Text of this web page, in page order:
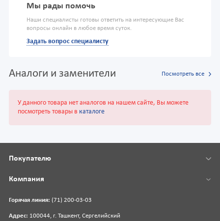
Мы рады помочь
Наши специалисты готовы ответить на интересующие Вас
вопросы онлайн в любое время суток.
Задать вопрос специалисту
Аналоги и заменители Посмотреть все
У данного товара нет аналогов на нашем сайте, Вы можете
посмотреть товары в каталоге
Горячая линия: (71) 200-03-03
Адрес: 100044, г. Ташкент, Сергелийский
Покупателю
Компания